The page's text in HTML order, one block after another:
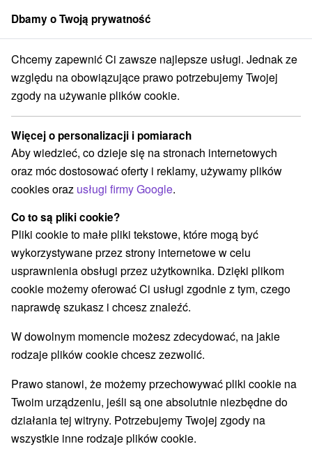
członek grupySorger
Prešovský kraj Uličské Krivé Ubytovanie u Evy Uličské Krivé
Ubytovanie u Evy Uličské Krivé
Uličské Krivé
REZERWACJA I WYBÓR OFERTY
Skontaktuj się bezpośrednio z właścicielem.
Przejdź do lokalizacji
O URZĄDZENIA SPRZĘT
Dbamy o Twoją prywatność
Chcemy zapewnić Ci zawsze najlepsze usługi. Jednak ze
względu na obowiązujące prawo potrzebujemy Twojej
zgody na używanie plików cookie.
Więcej o personalizacji i pomiarach
Aby wiedzieć, co dzieje się na stronach internetowych
oraz móc dostosować oferty i reklamy, używamy plików
cookies oraz usługi firmy Google.
Co to są pliki cookie?
Pliki cookie to małe pliki tekstowe, które mogą być
wykorzystywane przez strony internetowe w celu
usprawnienia obsługi przez użytkownika. Dzięki plikom
cookie możemy oferować Ci usługi zgodnie z tym, czego
naprawdę szukasz i chcesz znaleźć.
W dowolnym momencie możesz zdecydować, na jakie
rodzaje plików cookie chcesz zezwolić.
Prawo stanowi, że możemy przechowywać pliki cookie na
Twoim urządzeniu, jeśli są one absolutnie niezbędne do
działania tej witryny. Potrzebujemy Twojej zgody na
wszystkie inne rodzaje plików cookie.